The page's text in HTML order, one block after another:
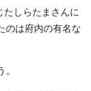
しらたまさんに
のは府内の有名な